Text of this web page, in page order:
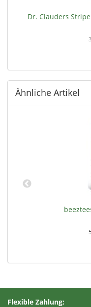
Dr. Clauders
Ähnliche Artikel
Flexible Zahlung: